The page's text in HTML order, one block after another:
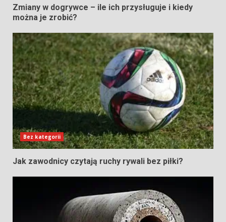
Zmiany w dogrywce – ile ich przysługuje i kiedy
można je zrobić?
Bez kategorii
Jak zawodnicy czytają ruchy rywali bez piłki?